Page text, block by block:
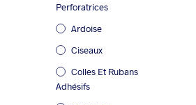
Perforatrices
Ardoise
Ciseaux
Colles Et Rubans
Adhésifs